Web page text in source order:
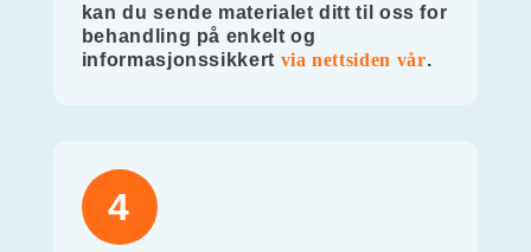
kan du sende materialet ditt til oss for
behandling på enkelt og
informasjonssikkert via nettsiden vår.
4